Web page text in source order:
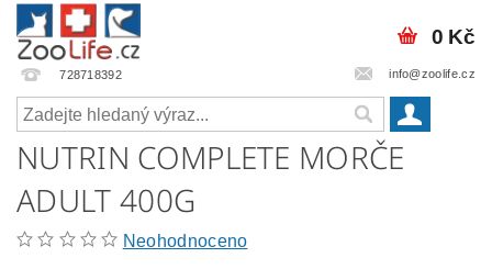
728718392 info@zoolife.cz
0 Kč
NUTRIN COMPLETE MORČE
ADULT 400G
Neohodnoceno